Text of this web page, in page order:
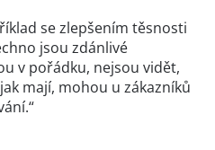
se zlepšením těsnosti
jsou zdánlivé
v pořádku, nejsou vidět,
mají, mohou u zákazníků